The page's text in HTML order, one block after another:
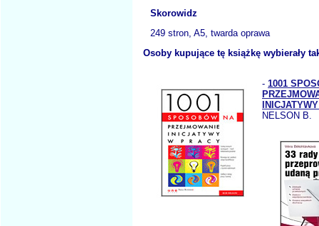
Skorowidz
249 stron, A5, twarda oprawa
Osoby kupujące tę książkę wybierały
- 1001
NELSON B.